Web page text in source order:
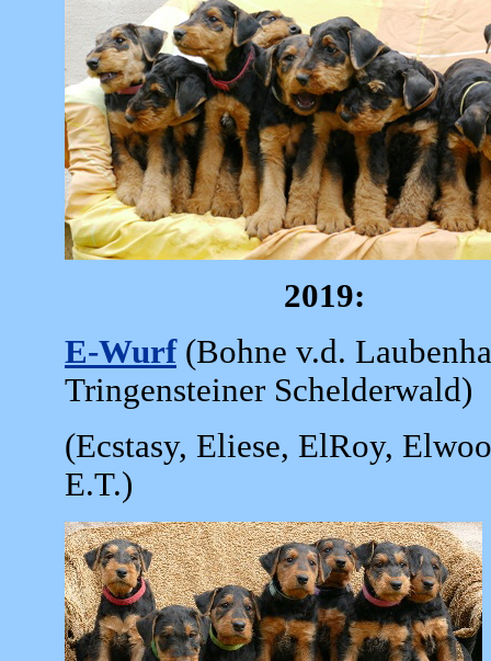
2019:
E-Wurf (Bohne v.d.
Tringensteiner Schelderwald)
(Ecstasy, Eliese, ElRoy,
E.T.)